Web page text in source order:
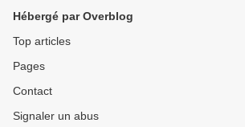
d’Aulnay-sous-Bois Gérard
Hébergé par Overblog
Top articles
Pages
Contact
Signaler un abus